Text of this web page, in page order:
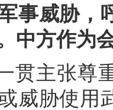
事威胁，
中方作为
贯主张尊
威胁使用